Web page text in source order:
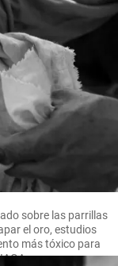
sobre las parrillas
el oro, estudios
más tóxico para